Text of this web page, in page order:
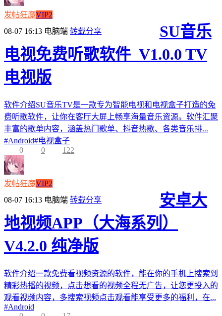
发帖狂魔VIP2
08-07 16:13 电脑端 转载分享
SU音乐
电视免费听歌软件_V1.0.0 TV
电视版
软件介绍SU音乐TV是一款专为智能电视和电视盒子打造的免
费听歌软件，让你在客厅大屏上畅享海量音乐资源。软件汇聚
丰富的歌单内容，涵盖热门歌单、抖音热歌、各类音乐排...
#Android#电视盒子
0
0 122
发帖狂魔VIP2
08-07 16:13 电脑端 转载分享
安卓大
地视频APP（大海系列）
V4.2.0 纯净版
软件介绍一款免费看视频资源的软件，能在你的手机上搜索到
精彩热播的视频，点击想看的视频全程无广告，让您更投入的
观看视频内容，多搜索视频点击观看能享受更多的福利，在...
#Android